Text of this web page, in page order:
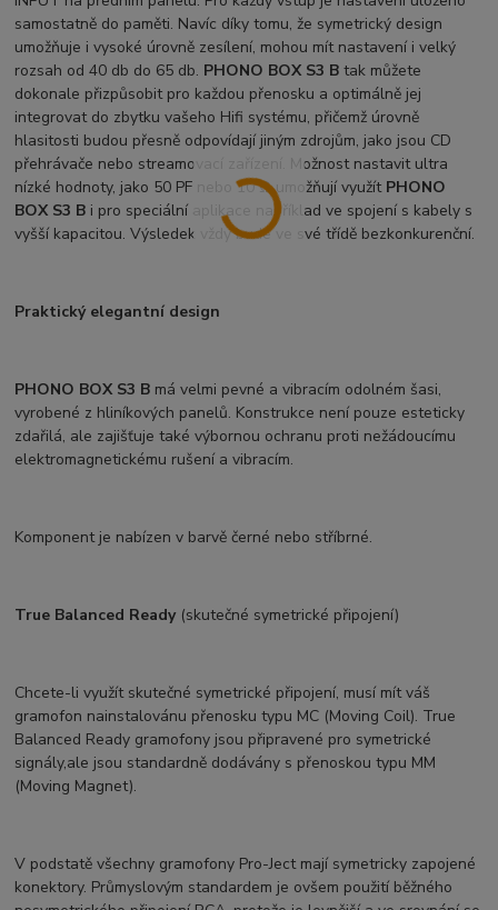
samostatně do paměti. Navíc díky tomu, že symetrický design
umožňuje i vysoké úrovně zesílení, mohou mít nastavení i velký
rozsah od 40 db do 65 db. PHONO BOX S3 B tak můžete
dokonale přizpůsobit pro každou přenosku a optimálně jej
integrovat do zbytku vašeho Hifi systému, přičemž úrovně
hlasitosti budou přesně odpovídají jiným zdrojům, jako jsou CD
přehrávače nebo streamovací zařízení. Možnost nastavit ultra
nízké hodnoty, jako 50 PF nebo 10 Ω umožňují využít PHONO
BOX S3 B i pro speciální aplikace například ve spojení s kabely s
vyšší kapacitou. Výsledek vždy bude ve své třídě bezkonkurenční.
Praktický elegantní design
PHONO BOX S3 B má velmi pevné a vibracím odolném šasi,
vyrobené z hliníkových panelů. Konstrukce není pouze esteticky
zdařilá, ale zajišťuje také výbornou ochranu proti nežádoucímu
elektromagnetickému rušení a vibracím.
Komponent je nabízen v barvě černé nebo stříbrné.
True Balanced Ready(skutečné symetrické připojení)
Chcete-li využít skutečné symetrické připojení, musí mít váš
gramofon nainstalovánu přenosku typu MC (Moving Coil). True
Balanced Ready gramofony jsou připravené pro symetrické
signály,ale jsou standardně dodávány s přenoskou typu MM
(Moving Magnet).
V podstatě všechny gramofony Pro-Ject mají symetricky zapojené
konektory. Průmyslovým standardem je ovšem použití běžného